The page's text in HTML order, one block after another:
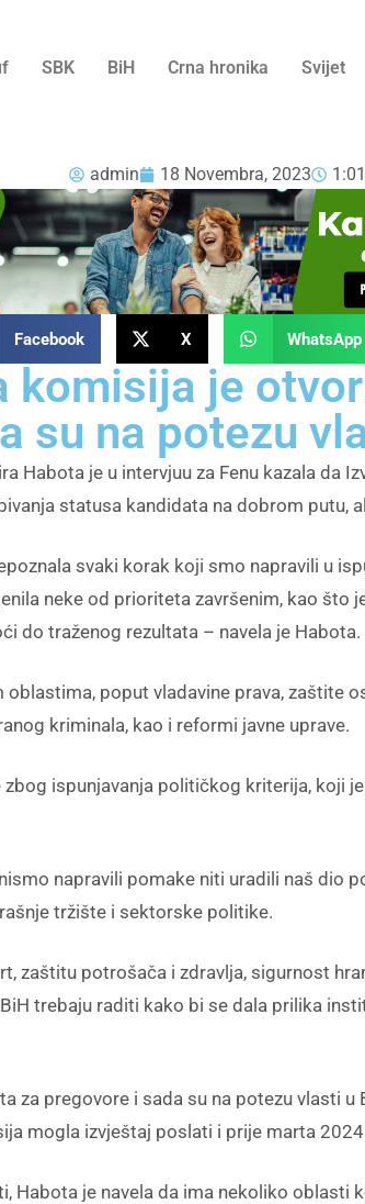
SBK BiH Crna hronika Svijet
admin 18 Novembra, 2023
Facebook X WhatsApp
komisija je
su na potezu
Habota je u intervjuu za Fenu kazala da
statusa kandidata na dobrom putu,
svaki korak koji smo napravili u
neke od prioriteta završenim, kao
do traženog rezultata – navela je Habota.
poput vladavine prava, zaštite
kriminala, kao i reformi javne uprave.
ispunjavanja političkog kriterija, koji
napravili pomake niti uradili naš dio
tržište i sektorske politike.
zaštitu potrošača i zdravlja, sigurnost
trebaju raditi kako bi se dala prilika
za pregovore i sada su na potezu vlasti
mogla izvještaj poslati i prije marta
je navela da ima nekoliko oblasti